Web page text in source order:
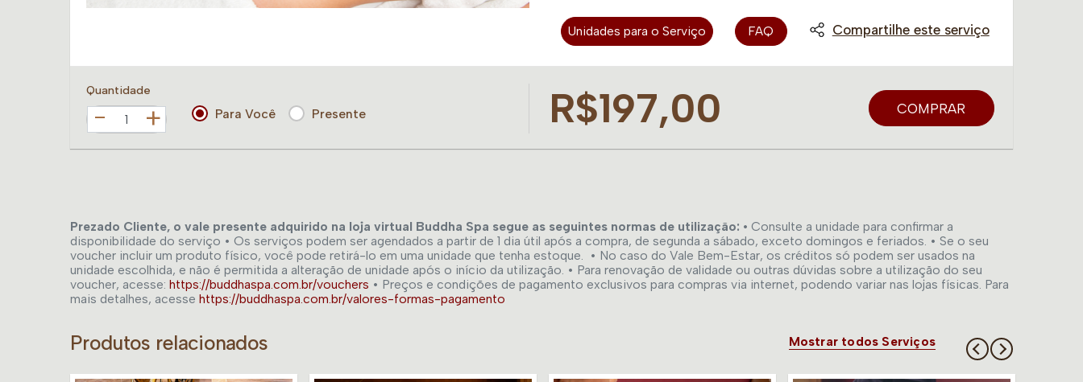
Unidades para o Serviço FAQ Compartilhe este serviço
Quantidade
+ Para Você Presente R$197,00 COMPRAR
Prezado Cliente, o vale presente adquirido na loja virtual Buddha Spa segue as seguintes normas de utilização: • Consulte a unidade para confirmar a
disponibilidade do serviço • Os serviços podem ser agendados a partir de 1 dia útil após a compra, de segunda a sábado, exceto domingos e feriados. • Se o seu
voucher incluir um produto físico, você pode retirá-lo em uma unidade que tenha estoque. • No caso do Vale Bem-Estar, os créditos só podem ser usados na
unidade escolhida, e não é permitida a alteração de unidade após o início da utilização. • Para renovação de validade ou outras dúvidas sobre a utilização do seu
voucher, acesse: https://buddhaspa.com.br/vouchers • Preços e condições de pagamento exclusivos para compras via internet, podendo variar nas lojas físicas. Para
mais detalhes, acesse https://buddhaspa.com.br/valores-formas-pagamento
Produtos relacionados Mostrar todos Serviços